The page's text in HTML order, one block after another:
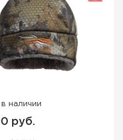
в наличии
руб.